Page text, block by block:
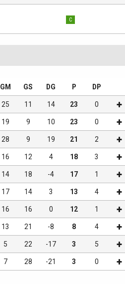
C
GM GS DG P DP
25 11 14 23 0
19 9 10 23 0
28 9 19 21 2
16 12 4 18 3
14 18 -4 17 1
17 14 3 13 4
16 16 0 12 1
13 21 -8 8 4
5 22 -17 3 5
7 28 -21 3 0